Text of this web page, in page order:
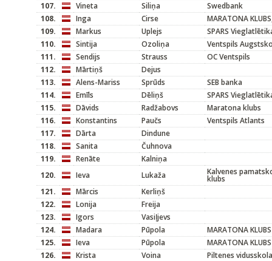
107.
Vineta Siliņa
Swedbank
108.
Inga Cirse
MARATONA
109.
Markus Uplejs
SPARS
110.
Sintija Ozoliņa
Ventspils
111.
Sendijs Strauss
OC Ventspils
112.
Mārtiņš
Dejus
113.
Alens-Mariss Sprūds
SEB banka
114.
Emīls Dēliņš
SPARS
115.
Dāvids Radžabovs
Maratona klubs
116.
Konstantins Paučs
Ventspils Atlants
117.
Dārta
Dindune
118.
Sanita
Čuhnova
119.
Renāte
Kalniņa
120.
Ieva Lukaža Kalvenes
klubs
121.
Mārcis
Kerliņš
122.
Lonija
Freija
123.
Igors
Vasiļjevs
124.
Madara Pūpola
MARATONA KLUBS
125.
Ieva Pūpola
MARATONA KLUBS
126.
Krista Voina
Piltenes vidusskola